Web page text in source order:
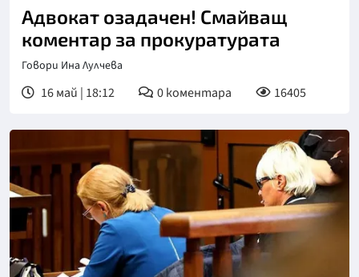
Адвокат озадачен! Смайващ
коментар за прокуратурата
Говори Ина Лулчева
16 май | 18:12 0коментара 16405